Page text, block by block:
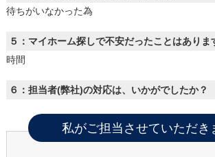
待ちがいなかった為
５：マイホーム探しで不安だったことはありま
時間
６：担当者(弊社)の対応は、いかがでしたか？
私がご担当させていただき